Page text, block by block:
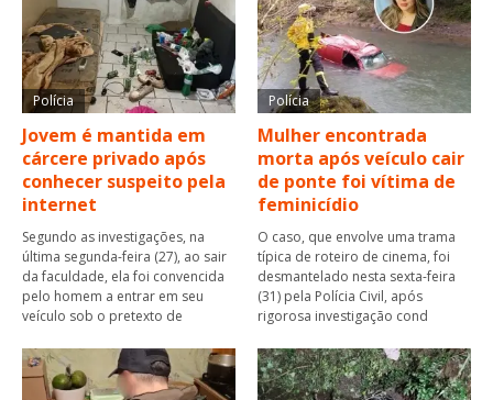
Polícia
Jovem é mantida em
cárcere privado após
conhecer suspeito pela
internet
Segundo as investigações, na
última segunda-feira (27), ao sair
da faculdade, ela foi convencida
pelo homem a entrar em seu
veículo sob o pretexto de
Polícia
Mulher encontrada
morta após veículo cair
de ponte foi vítima de
feminicídio
O caso, que envolve uma trama
típica de roteiro de cinema, foi
desmantelado nesta sexta-feira
(31) pela Polícia Civil, após
rigorosa investigação cond